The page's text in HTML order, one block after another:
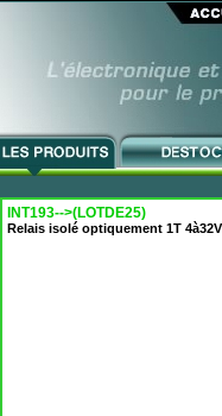
INT193-->(LOTDE25)
Relais isolé optiquement 1T